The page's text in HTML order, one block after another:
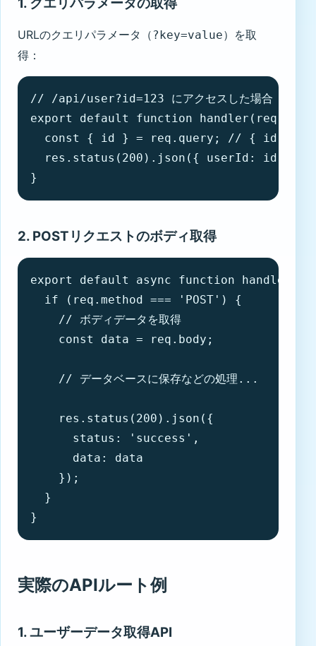
URLのクエリパラメータ（ ?key=value）を取
得：
// /api/user?id=123 にアクセスした場合
export default function handler(req,
const { id } = req.query; // { id:
  res.status(200).json({ userId: id });
}
2. POSTリクエストのボディ取得
export default async function
  if (req.method === 'POST') {
    // ボディデータを取得
    const data = req.body;
    // データベースに保存などの処理...
    res.status(200).json({
      status: 'success',
      data: data
    });
  }
}
実際のAPIルート例
1. ユーザーデータ取得API